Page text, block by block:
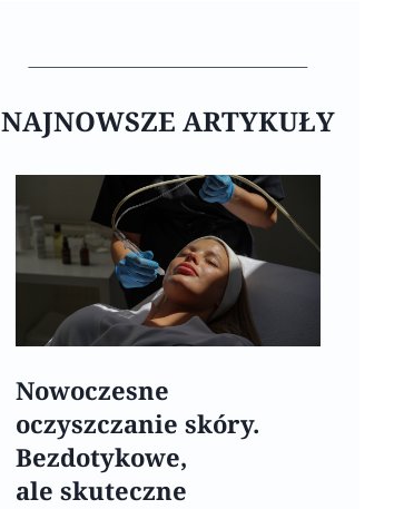
NAJNOWSZE ARTYKUŁY
Nowoczesne
oczyszczanie skóry.
Bezdotykowe,
ale skuteczne